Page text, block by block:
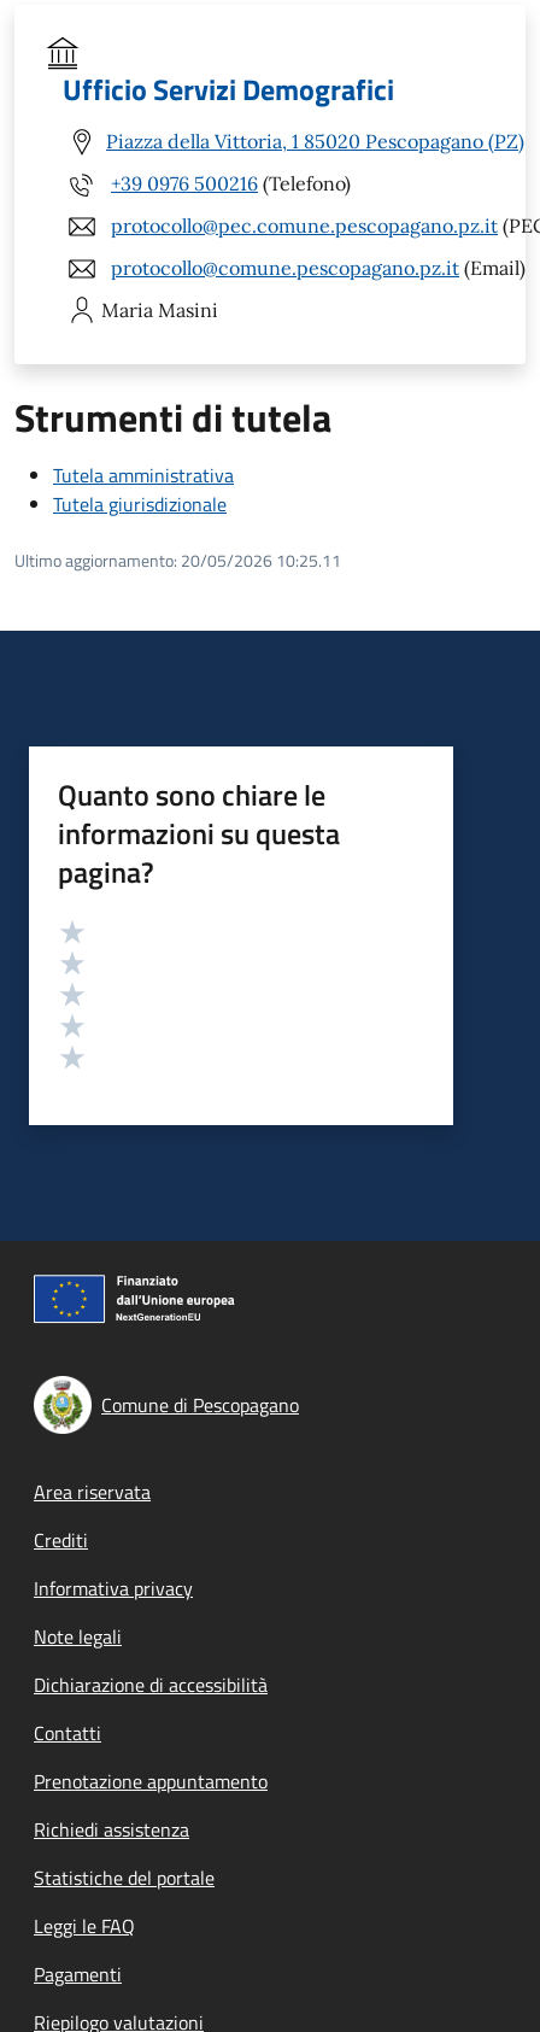
Ufficio Servizi Demografici
Piazza della Vittoria, 1 85020 Pescopagano (PZ)
+39 0976 500216 (Telefono)
protocollo@pec.comune.pescopagano.pz.it
protocollo@comune.pescopagano.pz.it (Email)
Maria Masini
Strumenti di tutela
Tutela amministrativa
Tutela giurisdizionale
Ultimo aggiornamento: 20/05/2026 10:25.11
Quanto sono chiare le
informazioni su questa
pagina?
Valutazione
Comune di Pescopagano
Footer menu
Area riservata
Crediti
Informativa privacy
Note legali
Dichiarazione di accessibilità
Contatti
Prenotazione appuntamento
Richiedi assistenza
Statistiche del portale
Leggi le FAQ
Pagamenti
Riepilogo valutazioni